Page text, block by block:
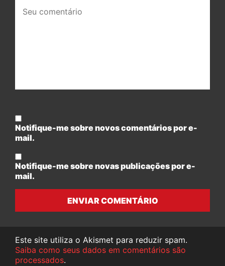
comentário:
Notifique-me sobre novos comentários por e-
mail.
Notifique-me sobre novas publicações por e-
mail.
ENVIAR COMENTÁRIO
Este site utiliza o Akismet para reduzir spam.
Saiba como seus dados em comentários são
processados.